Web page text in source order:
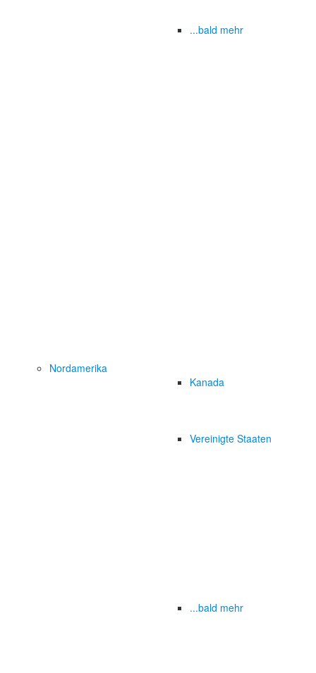
...bald mehr
Nordamerika
Kanada
Vereinigte Staaten
...bald mehr